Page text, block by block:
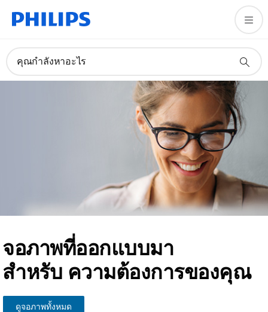
คุณกำลังหาอะไร
จอภาพที่ออกแบบมา
สำหรับ ความต้องการของคุณ
ดูจอภาพทั้งหมด